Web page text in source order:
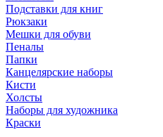
Подставки для книг
Рюкзаки
Мешки для обуви
Пеналы
Папки
Канцелярские наборы
Кисти
Холсты
Наборы для художника
Краски